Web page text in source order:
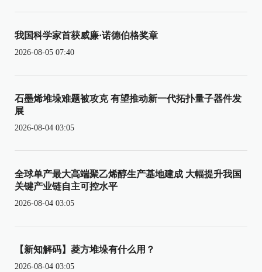
我国科学家首获威廉·诺德伯格奖章
2026-08-05 07:40
石墨烯堆垛难题被攻克 有望推动新一代拓扑量子器件发
展
2026-08-04 03:05
全球单产最大高端聚乙烯醇生产基地建成 大幅提升我国
关键产业链自主可控水平
2026-08-04 03:05
【新知解码】菱方堆垛有什么用？
2026-08-04 03:05